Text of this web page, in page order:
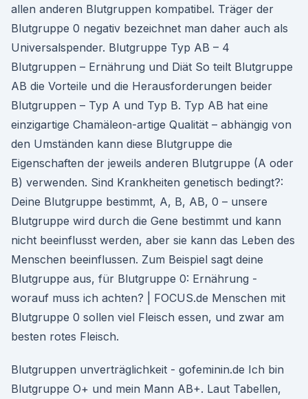
allen anderen Blutgruppen kompatibel. Träger der
Blutgruppe 0 negativ bezeichnet man daher auch als
Universalspender. Blutgruppe Typ AB – 4
Blutgruppen – Ernährung und Diät So teilt Blutgruppe
AB die Vorteile und die Herausforderungen beider
Blutgruppen – Typ A und Typ B. Typ AB hat eine
einzigartige Chamäleon-artige Qualität – abhängig von
den Umständen kann diese Blutgruppe die
Eigenschaften der jeweils anderen Blutgruppe (A oder
B) verwenden. Sind Krankheiten genetisch bedingt?:
Deine Blutgruppe bestimmt, A, B, AB, 0 – unsere
Blutgruppe wird durch die Gene bestimmt und kann
nicht beeinflusst werden, aber sie kann das Leben des
Menschen beeinflussen. Zum Beispiel sagt deine
Blutgruppe aus, für Blutgruppe 0: Ernährung -
worauf muss ich achten? | FOCUS.de Menschen mit
Blutgruppe 0 sollen viel Fleisch essen, und zwar am
besten rotes Fleisch.
Blutgruppen unverträglichkeit - gofeminin.de Ich bin
Blutgruppe O+ und mein Mann AB+. Laut Tabellen,